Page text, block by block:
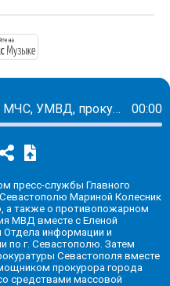
Сводка происшествий: МЧС, УМВД, прокуратура, ЦУР. 00:00
пресс-службы Главного
Мариной Колесник
а также о противопожарном
МВД вместе с Еленой
информации и
по г. Севастополю. Затем
Севастополя вместе
прокурора города
средствами массовой